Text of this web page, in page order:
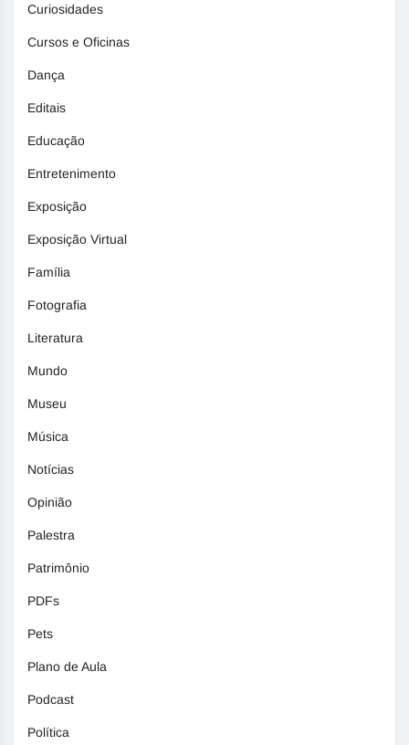
Curiosidades
Cursos e Oficinas
Dança
Editais
Educação
Entretenimento
Exposição
Exposição Virtual
Família
Fotografia
Literatura
Mundo
Museu
Música
Notícias
Opinião
Palestra
Patrimônio
PDFs
Pets
Plano de Aula
Podcast
Política